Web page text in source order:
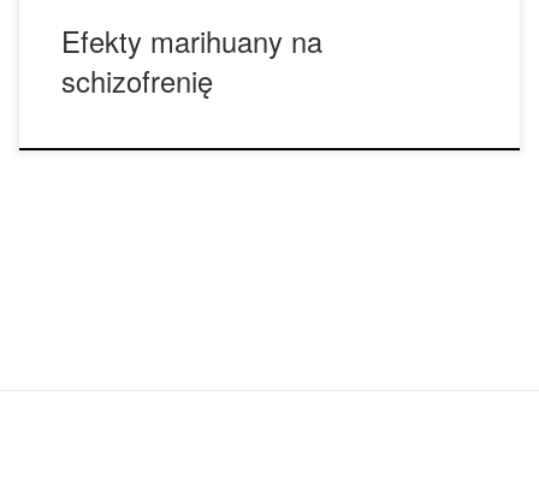
Efekty marihuany na
schizofrenię